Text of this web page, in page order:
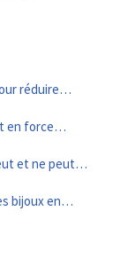
réduire…
en force…
et ne peut…
bijoux en…